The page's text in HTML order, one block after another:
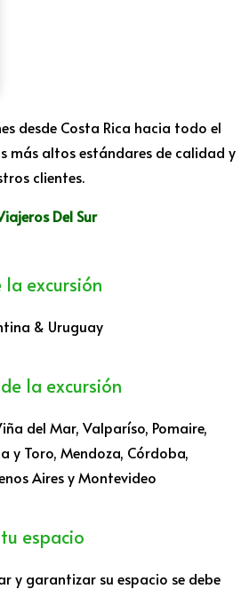
desde Costa Rica hacia todo el
más altos estándares de calidad y
clientes.
Del Sur
la excursión
& Uruguay
la excursión
del Mar, Valparíso, Pomaire,
y Toro, Mendoza, Córdoba,
Aires y Montevideo
espacio
y garantizar su espacio se debe